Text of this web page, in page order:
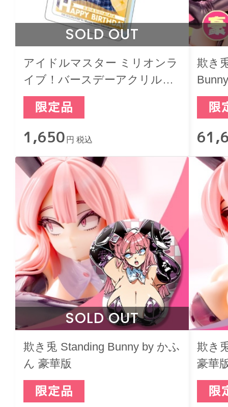
SOLD OUT
アイドルマスター ミリオンラ
イブ！バースデーアクリルブ
ロックキーホルダー 島原エレ
1,650 円 税込
欺き
SOLD OUT
欺き兎 Standing Bunny by かふ
ん 豪華版
欺き
豪華